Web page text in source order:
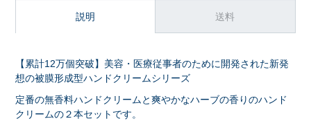
説明 送料
【累計12万個突破】美容・医療従事者のために開発された新発
想の被膜形成型ハンドクリームシリーズ
定番の無香料ハンドクリームと爽やかなハーブの香りのハンド
クリームの２本セットです。